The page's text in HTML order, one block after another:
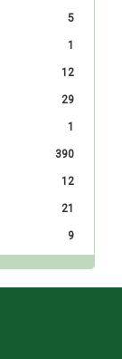
5
1
12
29
1
390
12
21
9